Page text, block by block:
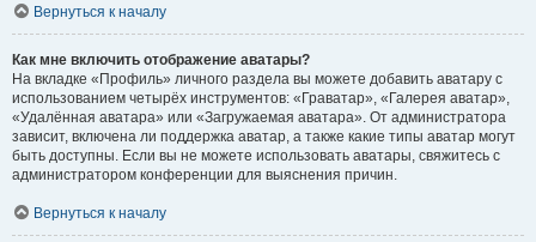
Вернуться к началу
Как мне включить отображение аватары?
На вкладке «Профиль» личного раздела вы можете добавить аватару с
использованием четырёх инструментов: «Граватар», «Галерея аватар»,
«Удалённая аватара» или «Загружаемая аватара». От администратора
зависит, включена ли поддержка аватар, а также какие типы аватар могут
быть доступны. Если вы не можете использовать аватары, свяжитесь с
администратором конференции для выяснения причин.
Вернуться к началу